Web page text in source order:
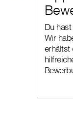
Du
Wir
erhältst